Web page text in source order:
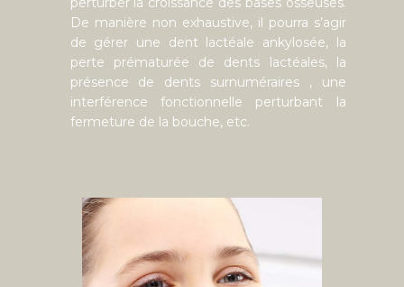
De manière non exhaustive, il pourra s’agir
de gérer une dent lactéale ankylosée, la
perte prématurée de dents lactéales, la
présence de dents surnuméraires , une
interférence fonctionnelle perturbant la
fermeture de la bouche, etc.